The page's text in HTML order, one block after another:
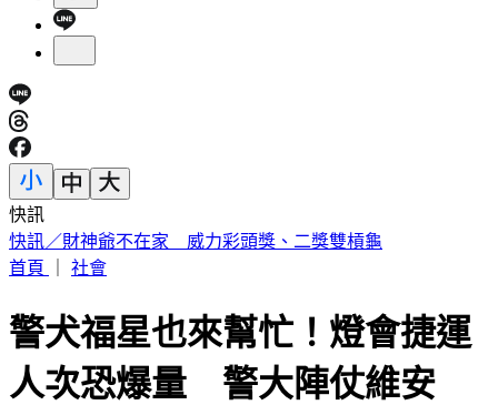
快訊
中國出入境新規將上路 陸委會曝「這類人」最危險
首頁
社會
警犬福星也來幫忙！燈會捷運
人次恐爆量 警大陣仗維安